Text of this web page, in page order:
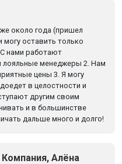
около года (пришел
могу оставить только
нами работают
лояльные менеджеры 2. Нам
цены 3. Я могу
в целостности и
другим своим
и в большинстве
дальше много и долго!
Алёна